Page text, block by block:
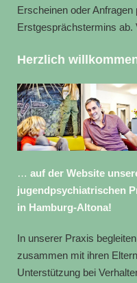
Erscheinen oder
Erstgesprächstermins ab.
Herzlich
… auf der Website
jugendpsychiatrischen
in Hamburg-Altona!
In unserer Praxis
zusammen mit ihren
Unterstützung bei